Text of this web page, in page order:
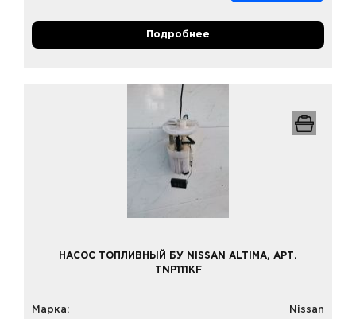
Подробнее
НАСОС ТОПЛИВНЫЙ БУ NISSAN ALTIMA, АРТ.
TNP111KF
Марка:
Nissan